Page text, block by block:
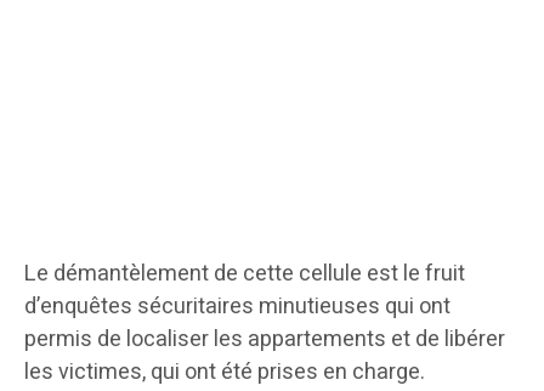
Le démantèlement de cette cellule est le fruit
d’enquêtes sécuritaires minutieuses qui ont
permis de localiser les appartements et de libérer
les victimes, qui ont été prises en charge.